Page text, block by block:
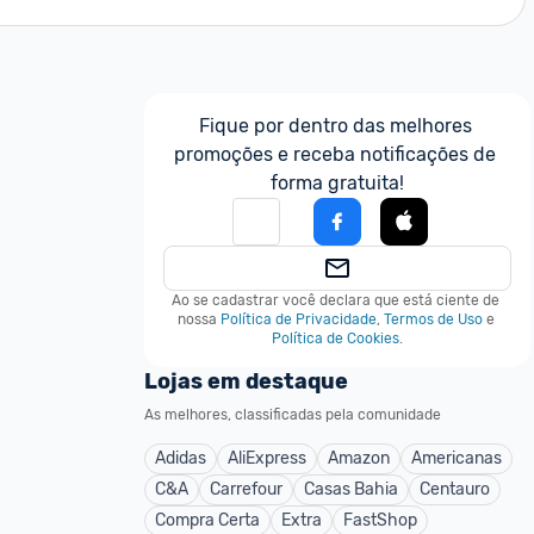
Fique por dentro das melhores
promoções e receba notificações de
forma gratuita!
Ao se cadastrar você declara que está ciente de
nossa Política de Privacidade, Termos de Uso e
Política de Cookies.
Lojas em destaque
As melhores, classificadas pela comunidade
Adidas AliExpress Amazon
Americanas
C&A
Carrefour Casas Bahia
Centauro
Compra Certa
Extra
FastShop